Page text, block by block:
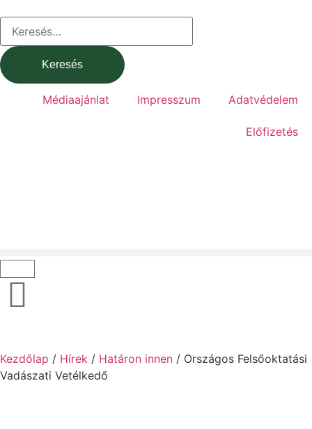
Médiaajánlat Impresszum Adatvédelem
Előfizetés
Kezdőlap / Hírek / Határon innen / Országos Felsőoktatási
Vadászati Vetélkedő